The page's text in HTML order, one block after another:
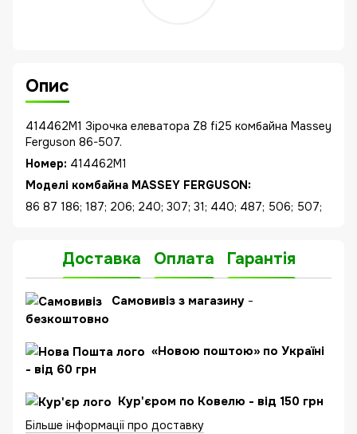
Опис
414462M1 Зірочка елеватора Z8 fi25 комбайна Massey
Ferguson 86-507.
Номер: 414462M1
Моделі комбайна MASSEY FERGUSON:
86 87 186; 187; 206; 240; 307; 31; 440; 487; 506; 507;
Доставка Оплата Гарантія
Самовивіз з магазину -
безкоштовно
«Новою поштою» по Україні
- від 60 грн
Кур'єром по Ковелю - від 150 грн
Більше інформації про доставку